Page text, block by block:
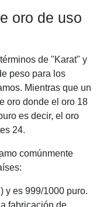
oro de uso
de "Karat" y
peso para los
Mientras que un
oro donde el oro 18
es decir, el oro
24.
comúnmente
y es 999/1000 puro.
fabricación de